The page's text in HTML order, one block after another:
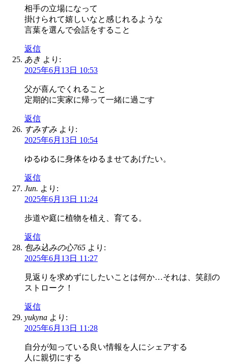
相手の立場になって
掛けられて嬉しいなと感じれるような
言葉を選んで会話をすること
返信
あき より:
2025年6月13日 10:53
父が喜んでくれること
定期的に実家に帰って一緒に過ごす
返信
すみすみ より:
2025年6月13日 10:54
ゆるゆるに身体をゆるませてあげたい。
返信
Jun. より:
2025年6月13日 11:24
歩道や庭に植物を植え、育てる。
返信
包み込みの心765 より:
2025年6月13日 11:27
見返りを求めずにしたいことは何か…それは、笑顔の
ストローク！
返信
yukyna より:
2025年6月13日 11:28
自分が知っている良い情報を人にシェアする
人に親切にする